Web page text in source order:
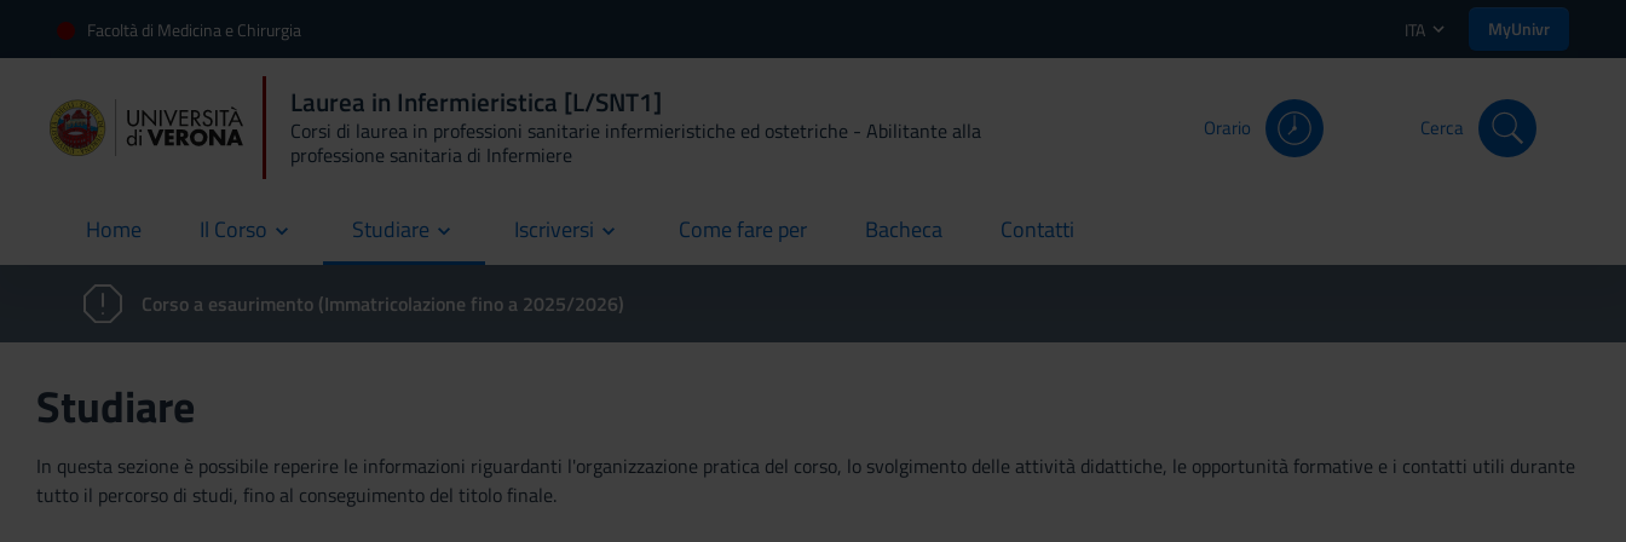
Facoltà di Medicina e Chirurgia ITA MyUnivr
Laurea in Infermieristica [L/SNT1]
Corsi di laurea in professioni sanitarie infermieristiche ed ostetriche - Abilitante alla
professione sanitaria di Infermiere
Orario Cerca
Home
current Il Corso Studiare Iscriversi Come fare per
current Bacheca
current Contatti
current
Corso a esaurimento (Immatricolazione fino a 2025/2026)
Studiare
In questa sezione è possibile reperire le informazioni riguardanti l'organizzazione pratica del corso, lo svolgimento delle attività didattiche, le opportunità formative e i contatti utili durante
tutto il percorso di studi, fino al conseguimento del titolo finale.